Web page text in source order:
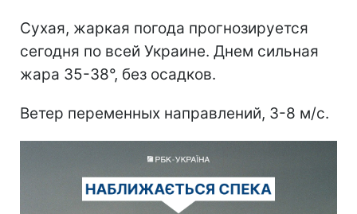
Сухая, жаркая погода прогнозируется
сегодня по всей Украине. Днем сильная
жара 35-38°, без осадков.
Ветер переменных направлений, 3-8 м/с.